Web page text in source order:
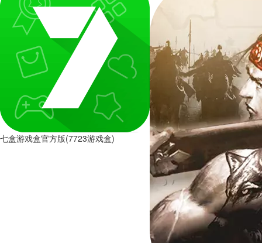
七盒游戏盒官方版(7723游戏盒)